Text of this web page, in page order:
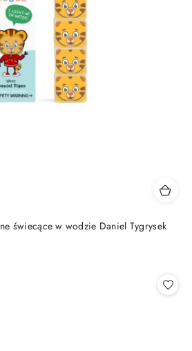
świecące w wodzie Daniel Tygrysek